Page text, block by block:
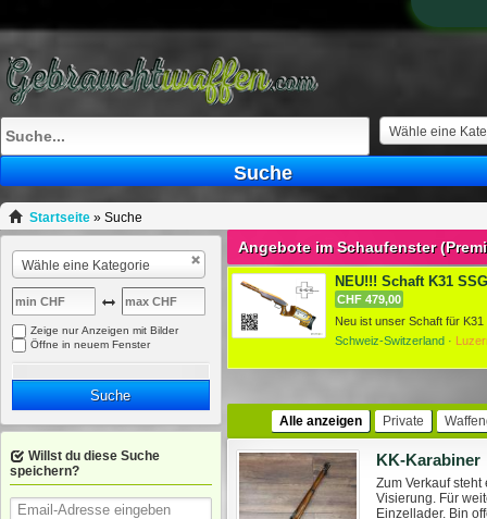
Wähle eine
Suche
Startseite» Suche
Angebote im Schaufenster
NEU!!! Schaft K31
CHF 479,00
Schweiz-Switzerland ·
Alle anzeigen Private
KK-Karabiner
Zum Verkauf
Visierung. Für
Einzellader. Bin
Wähle eine Kategorie
Zeige nur Anzeigen mit Bilder
Öffne in neuem Fenster
Suche
Willst du diese Suche
speichern?